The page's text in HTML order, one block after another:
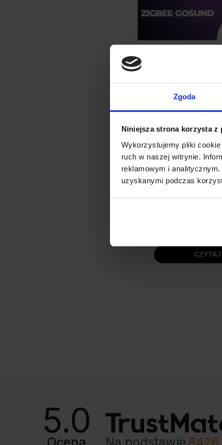
Zgoda
Niniejsza strona korzysta z
Wykorzystujemy pliki
ruch w naszej witrynie.
reklamowym i
uzyskanymi podczas
GNIAZDKO
Mikołaj Płachecki
Jak dodać
Gosund do Home
skonfigurowany
Assistant, np. przez
dodanie gniazdka
5.0